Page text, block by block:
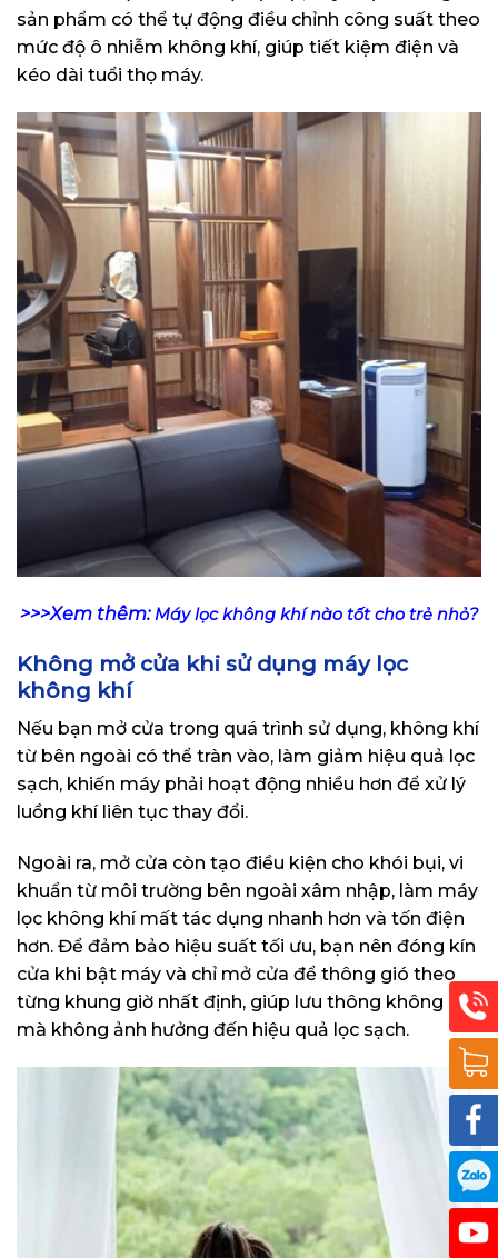
sản phẩm có thể tự động điều chỉnh công suất theo
mức độ ô nhiễm không khí, giúp tiết kiệm điện và
kéo dài tuổi thọ máy.
>>>Xem thêm: Máy lọc không khí nào tốt cho trẻ nhỏ?
Không mở cửa khi sử dụng máy lọc
không khí
Nếu bạn mở cửa trong quá trình sử dụng, không khí
từ bên ngoài có thể tràn vào, làm giảm hiệu quả lọc
sạch, khiến máy phải hoạt động nhiều hơn để xử lý
luồng khí liên tục thay đổi.
Ngoài ra, mở cửa còn tạo điều kiện cho khói bụi, vi
khuẩn từ môi trường bên ngoài xâm nhập, làm máy
lọc không khí mất tác dụng nhanh hơn và tốn điện
hơn. Để đảm bảo hiệu suất tối ưu, bạn nên đóng kín
cửa khi bật máy và chỉ mở cửa để thông gió theo
từng khung giờ nhất định, giúp lưu thông không khí
mà không ảnh hưởng đến hiệu quả lọc sạch.